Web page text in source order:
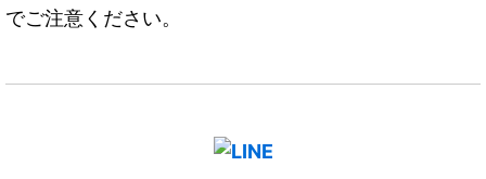
でご注意ください。